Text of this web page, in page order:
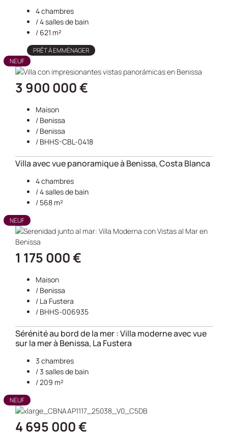
4 chambres
/ 4 salles de bain
/ 621 m²
PRÊT À EMMÉNAGER
NEUF
3 900 000 €
Maison
/ Benissa
/ Benissa
/ BHHS-CBL-0418
Villa avec vue panoramique à Benissa, Costa Blanca
4 chambres
/ 4 salles de bain
/ 568 m²
NEUF
1 175 000 €
Maison
/ Benissa
/ La Fustera
/ BHHS-006935
Sérénité au bord de la mer : Villa moderne avec vue
sur la mer à Benissa, La Fustera
3 chambres
/ 3 salles de bain
/ 209 m²
NEUF
4 695 000 €